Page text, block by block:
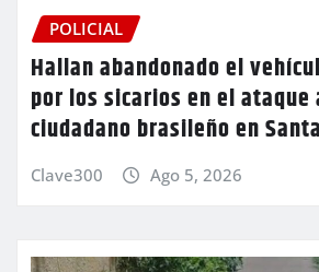
POLICIAL
Hallan abandonado el
por los sicarios en el ataque
ciudadano brasileño en
Clave300 Ago 5, 2026